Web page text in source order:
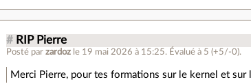
# RIP Pierre
Posté parzardoz le 19 mai 2026 à 15:25. Évalué à 5 (+5/-0).
Merci Pierre, pour tes formations sur le kernel et